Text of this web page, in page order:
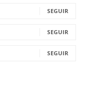
SEGUIR
SEGUIR
SEGUIR